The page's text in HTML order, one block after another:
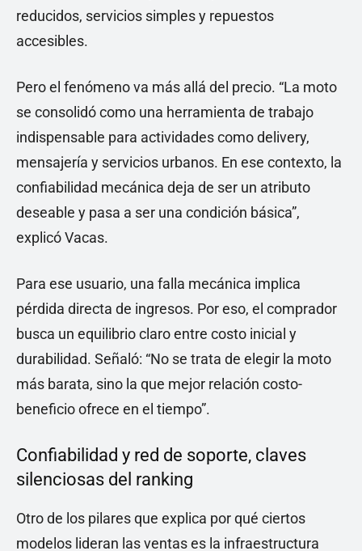
reducidos, servicios simples y repuestos
accesibles.
Pero el fenómeno va más allá del precio. “La moto
se consolidó como una herramienta de trabajo
indispensable para actividades como delivery,
mensajería y servicios urbanos. En ese contexto, la
confiabilidad mecánica deja de ser un atributo
deseable y pasa a ser una condición básica”,
explicó Vacas.
Para ese usuario, una falla mecánica implica
pérdida directa de ingresos. Por eso, el comprador
busca un equilibrio claro entre costo inicial y
durabilidad. Señaló: “No se trata de elegir la moto
más barata, sino la que mejor relación costo-
beneficio ofrece en el tiempo”.
Confiabilidad y red de soporte, claves
silenciosas del ranking
Otro de los pilares que explica por qué ciertos
modelos lideran las ventas es la infraestructura